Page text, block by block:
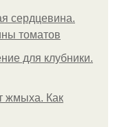
сердцевина.
томатов
для клубники.
жмыха. Как